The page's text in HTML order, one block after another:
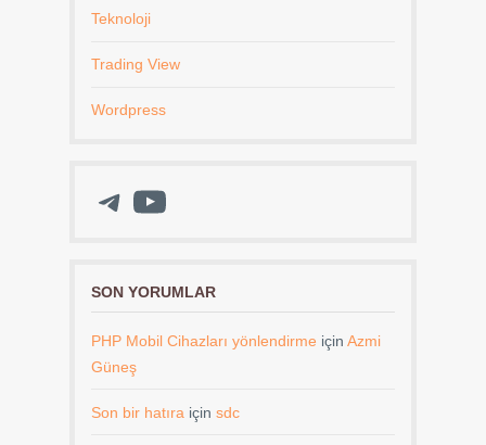
Teknoloji
Trading View
Wordpress
Telegram
YouTube
SON YORUMLAR
PHP Mobil Cihazları yönlendirme için Azmi
Güneş
Son bir hatıra için sdc